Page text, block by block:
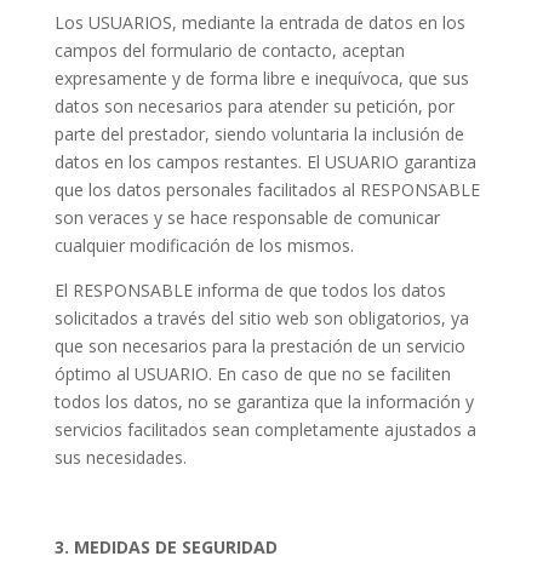
Los USUARIOS, mediante la entrada de datos en los
campos del formulario de contacto, aceptan
expresamente y de forma libre e inequívoca, que sus
datos son necesarios para atender su petición, por
parte del prestador, siendo voluntaria la inclusión de
datos en los campos restantes. El USUARIO garantiza
que los datos personales facilitados al RESPONSABLE
son veraces y se hace responsable de comunicar
cualquier modificación de los mismos.
El RESPONSABLE informa de que todos los datos
solicitados a través del sitio web son obligatorios, ya
que son necesarios para la prestación de un servicio
óptimo al USUARIO. En caso de que no se faciliten
todos los datos, no se garantiza que la información y
servicios facilitados sean completamente ajustados a
sus necesidades.
3. MEDIDAS DE SEGURIDAD